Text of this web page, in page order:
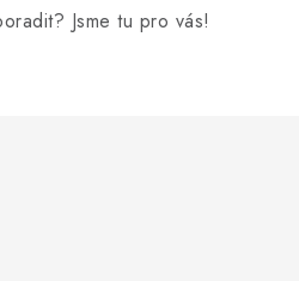
Jsme tu pro vás!